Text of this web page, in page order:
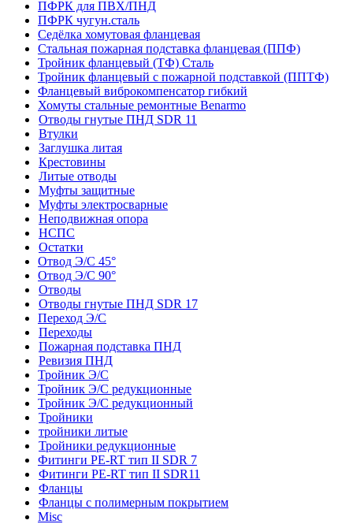
ПФРК для ПВХ/ПНД
ПФРК чугун.сталь
Седёлка хомутовая фланцевая
Стальная пожарная подставка фланцевая (ППФ)
Тройник фланцевый (ТФ) Сталь
Тройник фланцевый с пожарной подставкой (ППТФ)
Фланцевый виброкомпенсатор гибкий
Хомуты стальные ремонтные Benarmo
Отводы гнутые ПНД SDR 11
Втулки
Заглушка литая
Крестовины
Литые отводы
Муфты защитные
Муфты электросварные
Неподвижная опора
НСПС
Остатки
Отвод Э/С 45°
Отвод Э/С 90°
Отводы
Отводы гнутые ПНД SDR 17
Переход Э/С
Переходы
Пожарная подставка ПНД
Ревизия ПНД
Тройник Э/С
Тройник Э/С редукционные
Тройник Э/С редукционный
Тройники
тройники литые
Тройники редукционные
Фитинги PE-RT тип II SDR 7
Фитинги PE-RT тип II SDR11
Фланцы
Фланцы с полимерным покрытием
Misc